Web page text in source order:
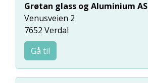
Grøtan glass og Aluminium AS
Venusveien 2
7652 Verdal
Gå til